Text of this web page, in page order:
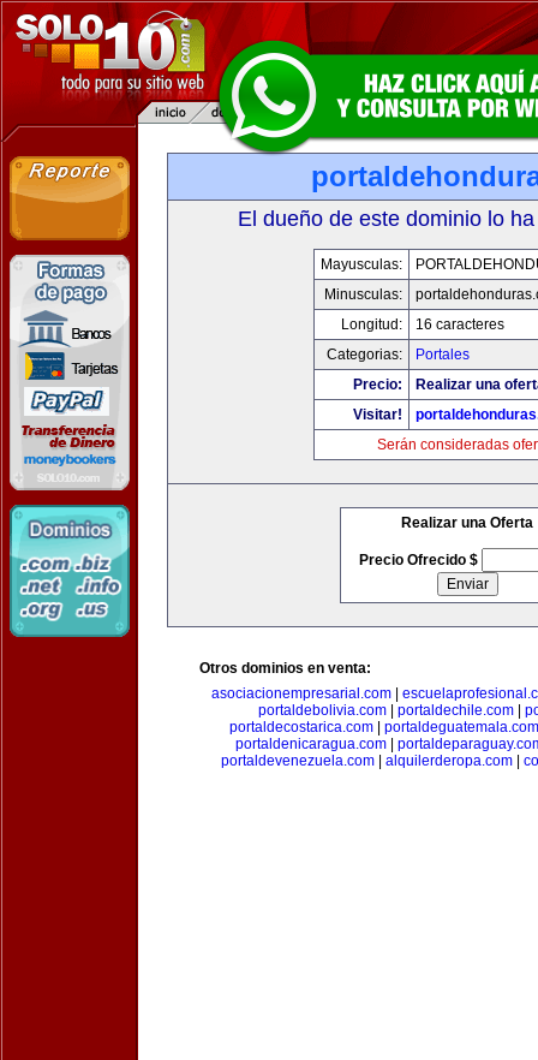
El dueño de este dominio lo
Mayusculas:
Minusculas:
Longitud:
16 caracteres
Categorias:
Portales
Precio:
Realizar una
Visitar!
Serán consideradas
Realizar una Oferta
Precio Ofrecido $
Otros dominios en venta:
asociacionempresarial.com|
portaldebolivia.com| portaldechile.com|
portaldecostarica.com
portaldeguatemala.com
portaldenicaragua.com|
portaldevenezuela.com| alquilerderopa.com|